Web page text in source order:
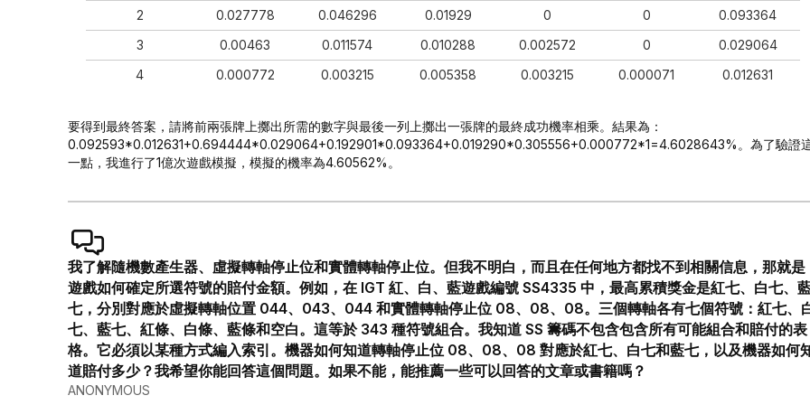
2
0.027778 0.046296 0.01929 0 0
0.093364
3
0.00463 0.011574 0.010288 0.002572 0
0.029064
4
0.000772 0.003215 0.005358 0.003215 0.000071 0.012631
要得到最終答案，請將前兩張牌上擲出所需的數字與最後一列上擲出一張牌的最終成功機率相乘。結果為：
0.092593*0.012631+0.694444*0.029064+0.192901*0.093364+0.019290*0.305556+0.000772*1=4.6028643%。為了驗證
一點，我進行了1億次遊戲模擬，模擬的機率為4.60562%。
我了解隨機數產生器、虛擬轉軸停止位和實體轉軸停止位。但我不明白，而且在任何地方都找不到相關信息，那就是
遊戲如何確定所選符號的賠付金額。例如，在 IGT 紅、白、藍遊戲編號 SS4335 中，最高累積獎金是紅七、白七、
七，分別對應於虛擬轉軸位置 044、043、044 和實體轉軸停止位 08、08、08。三個轉軸各有七個符號：紅七、
七、藍七、紅條、白條、藍條和空白。這等於 343 種符號組合。我知道 SS 籌碼不包含包含所有可能組合和賠付的表
格。它必須以某種方式編入索引。機器如何知道轉軸停止位 08、08、08 對應於紅七、白七和藍七，以及機器如何
道賠付多少？我希望你能回答這個問題。如果不能，能推薦一些可以回答的文章或書籍嗎？
ANONYMOUS